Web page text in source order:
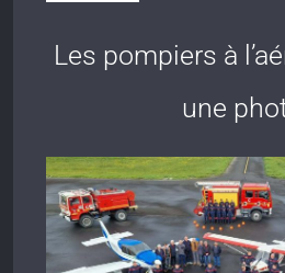
Les pompiers à
une